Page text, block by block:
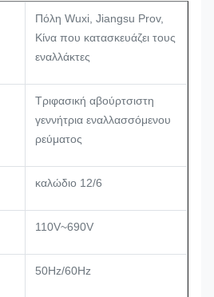
Πόλη Wuxi, Jiangsu Prov,
Κίνα που κατασκευάζει τους
εναλλάκτες
Τριφασική αβούρτσιστη
γεννήτρια εναλλασσόμενου
ρεύματος
καλώδιο 12/6
110V~690V
50Hz/60Hz